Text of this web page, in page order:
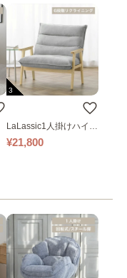
3
LaLassic1人掛けハイバ
ックソファ ワイド
¥21,800